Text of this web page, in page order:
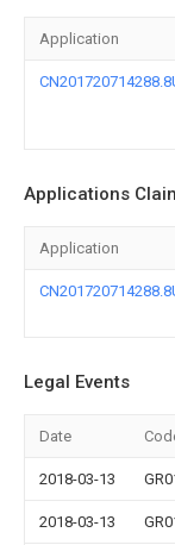
Application
Applications
Application
Legal Events
Date
2018-03-13
2018-03-13